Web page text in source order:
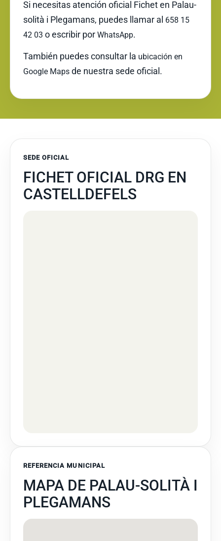
Si necesitas atención oficial Fichet en Palau-
solità i Plegamans, puedes llamar al 658 15
42 03 o escribir por WhatsApp.
También puedes consultar la ubicación en
Google Maps de nuestra sede oficial.
SEDE OFICIAL
FICHET OFICIAL DRG EN
CASTELLDEFELS
REFERENCIA MUNICIPAL
MAPA DE PALAU-SOLITÀ I
PLEGAMANS